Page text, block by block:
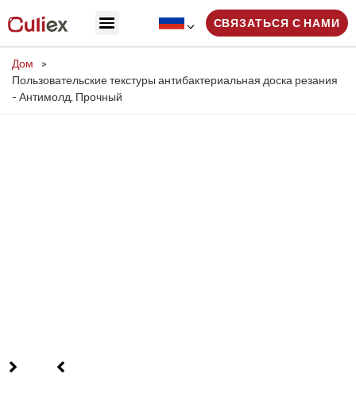
СВЯЗАТЬСЯ С НАМИ
Дом
>
Пользовательские текстуры антибактериальная доска резания
- Антимолд, Прочный